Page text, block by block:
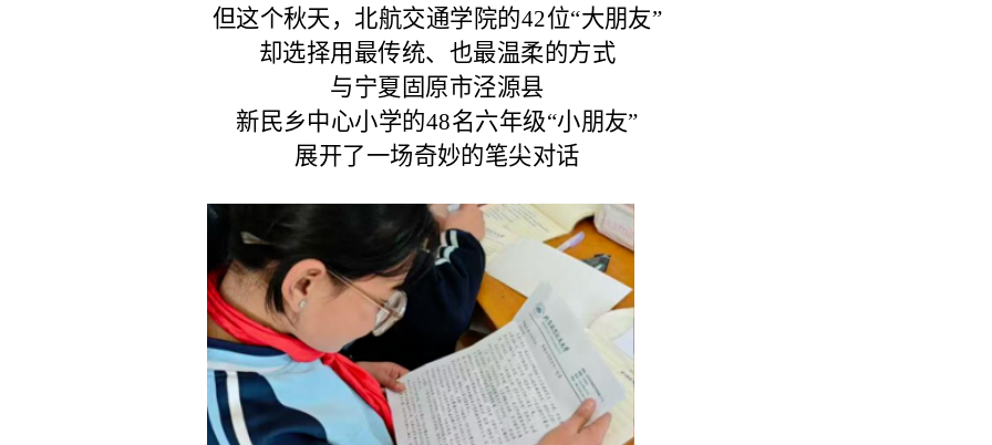
但这个秋天，北航交通学院的42位“大朋友”
却选择用最传统、也最温柔的方式
与宁夏固原市泾源县
新民乡中心小学的48名六年级“小朋友”
展开了一场奇妙的笔尖对话